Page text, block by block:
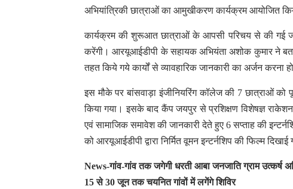
अभियांत्रिकी छात्राओं का आमुखीकरण कार्यक्रम आयोजित
कार्यक्रम की शुरूआत छात्राओं के आपसी परिचय से की गई जो
करेंगी। आरयूआईडीपी के सहायक अभियंता अशोक कुमार ने
तहत किये गये कार्यों से व्यावहारिक जानकारी का अर्जन करना
इस मौके पर बांसवाड़ा इंजीनियरिंग कॉलेज की 7 छात्राओं को
किया गया। इसके बाद कैंप जयपुर से प्रशिक्षण विशेषज्ञ
एवं सामाजिक समावेश की जानकारी देते हुए 6 सप्ताह की
को आरयूआईडीपी द्वारा निर्मित वूमन इन्टर्नशिप की फिल्म दिखाई
News-गांव-गांव तक जगेगी धरती आबा जनजाति ग्राम
15 से 30 जून तक चयनित गांवों में लगेंगे शिविर